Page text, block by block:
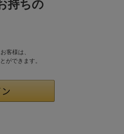
持ちの
客様は、
ができます。